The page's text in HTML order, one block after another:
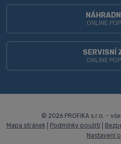
ONLINE
SERVISNÍ
ONLINE
© 2026 PROFIKA s.r.o. -
Mapa stránek
Podmínky použití
Nastavení